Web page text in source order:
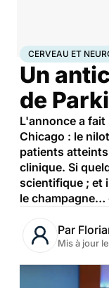
AccueilSantéMaladies
CERVEAU ET
Un
de
L'annonce a fait
Chicago : le
patients atteints
clinique. Si
scientifique ; et
le champagne…
Par
Mis à jour le